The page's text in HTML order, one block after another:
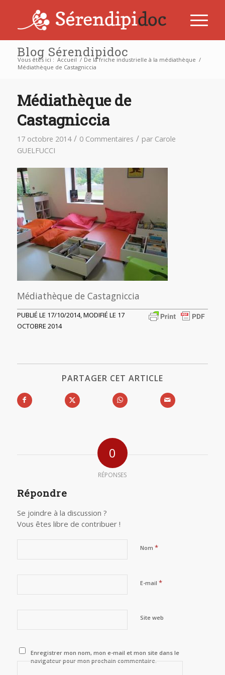
Blog Sérendipidoc
Vous êtes ici : Accueil / De la friche industrielle à la médiathèque /
Médiathèque de Castagniccia
Médiathèque de
Castagniccia
17 octobre 2014 / 0 Commentaires / par Carole
GUELFUCCI
Médiathèque de Castagniccia
PUBLIÉ LE 17/10/2014, MODIFIÉ LE 17
OCTOBRE 2014
PARTAGER CET ARTICLE
0
RÉPONSES
Répondre
Se joindre à la discussion ?
Vous êtes libre de contribuer !
Nom *
E-mail *
Site web
Enregistrer mon nom, mon e-mail et mon site dans le
navigateur pour mon prochain commentaire.